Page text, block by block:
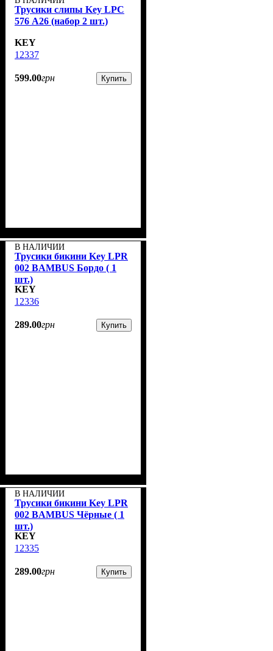
Трусики слипы Key LPC
576 А26 (набор 2 шт.)
KEY
12337
599.00грн Купить
В НАЛИЧИИ
Трусики бикини Key LPR
002 BAMBUS Бордо ( 1
шт.)
KEY
12336
289.00грн Купить
В НАЛИЧИИ
Трусики бикини Key LPR
002 BAMBUS Чёрные ( 1
шт.)
KEY
12335
289.00грн Купить